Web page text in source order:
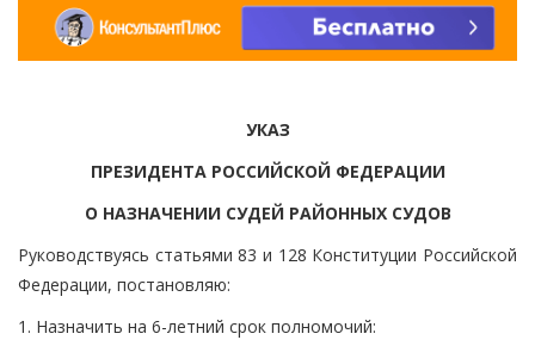
УКАЗ
ПРЕЗИДЕНТА РОССИЙСКОЙ ФЕДЕРАЦИИ
О НАЗНАЧЕНИИ СУДЕЙ РАЙОННЫХ СУДОВ
Руководствуясь статьями 83 и 128 Конституции Российской
Федерации, постановляю:
1. Назначить на 6-летний срок полномочий: